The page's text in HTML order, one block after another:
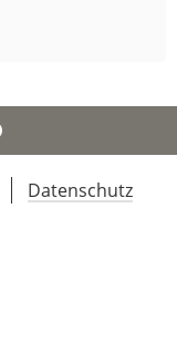
Datenschutz